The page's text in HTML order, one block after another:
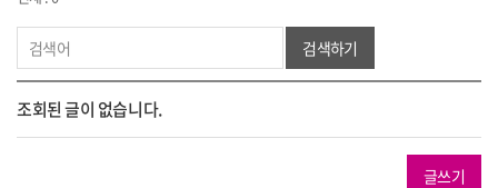
검색하기
조회된 글이 없습니다.
글쓰기